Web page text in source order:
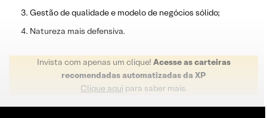
Gestão de qualidade e modelo de negócios sólido;
Natureza mais defensiva.
Invista com apenas um clique! Acesse as carteiras
recomendadas automatizadas da XP
Clique aqui para saber mais.